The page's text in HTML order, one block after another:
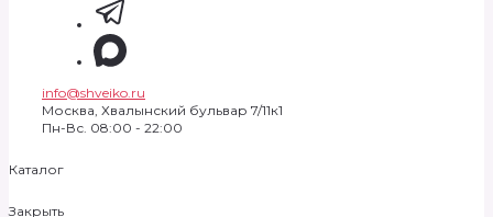
info@shveiko.ru
Москва, Хвалынский бульвар 7/11к1
Пн-Вс. 08:00 - 22:00
Каталог
Закрыть